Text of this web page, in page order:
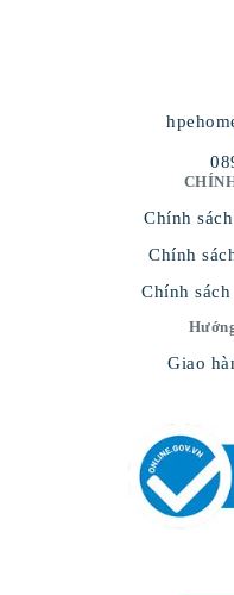
Chính
Chính
Chính
Giao